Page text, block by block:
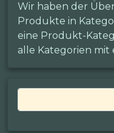
Wir haben der
Produkte in
eine Produkt-
alle Kategorien mit